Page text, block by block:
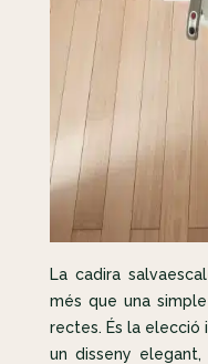
La cadira
més que una
rectes. És la elecció
un disseny